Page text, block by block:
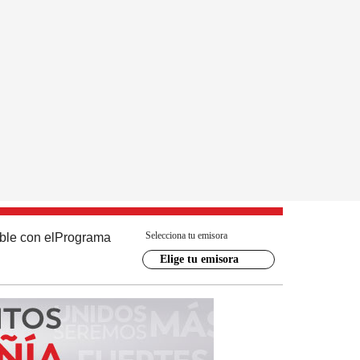
con el Programa Selecciona tu emisora
Elige tu emisora